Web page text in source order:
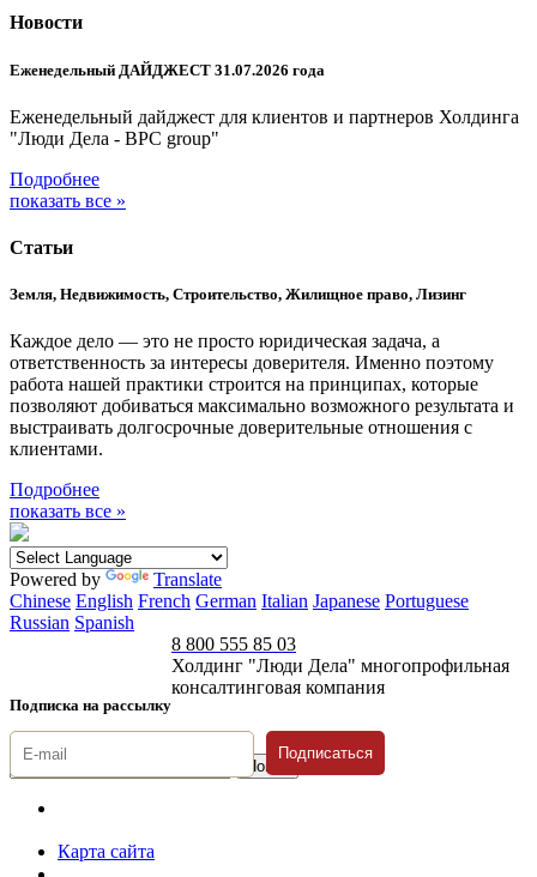
Новости
Еженедельный ДАЙДЖЕСТ 31.07.2026 года
Еженедельный дайджест для клиентов и партнеров Холдинга
"Люди Дела - BPC group"
Подробнее
показать все »
Статьи
Земля, Недвижимость, Строительство, Жилищное право, Лизинг
Каждое дело — это не просто юридическая задача, а
ответственность за интересы доверителя. Именно поэтому
работа нашей практики строится на принципах, которые
позволяют добиваться максимально возможного результата и
выстраивать долгосрочные доверительные отношения с
клиентами.
Подробнее
показать все »
Powered by
Translate
Chinese English French German Italian Japanese Portuguese
Russian Spanish
Подписка на рассылку
8 800 555 85 03
Холдинг "Люди Дела" многопрофильная
консалтинговая компания
Подписаться
Карта сайта